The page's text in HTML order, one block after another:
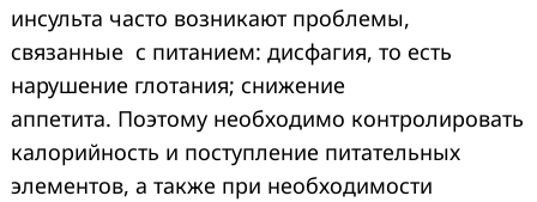
инсульта часто возникают проблемы,
связанные с питанием: дисфагия, то есть
нарушение глотания; снижение
аппетита. Поэтому необходимо контролировать
калорийность и поступление питательных
элементов, а также при необходимости